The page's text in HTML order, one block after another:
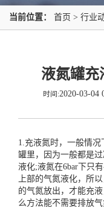
当前位置： 首页 > 行业
液氮罐充
时间:2020-03-04
1.充液氮时，一般情况
罐里，因为一般都是
液化;液氮在6bar下只
上部的气氮液化，所
的气氮放出，才能充
么方法能不需要排放气